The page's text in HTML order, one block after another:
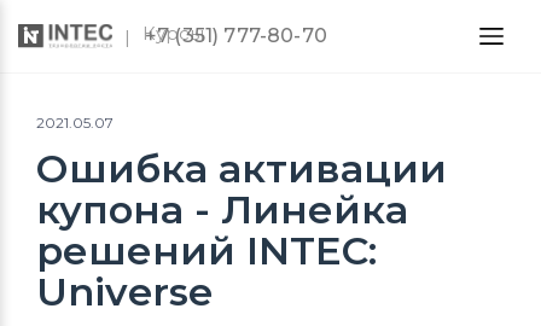
Курсы
+7 (351) 777-80-70
2021.05.07
Ошибка активации
купона - Линейка
решений INTEC:
Universe